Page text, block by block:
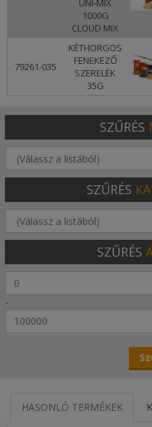
UNI-MIX
1000G
CLOUD MIX
79261-035
KÉTHORGOS
FENEKEZŐ
SZERELÉK
35G
SZŰRÉS
SZŰRÉS
SZŰRÉS
-
HASONLÓ TERMÉKEK